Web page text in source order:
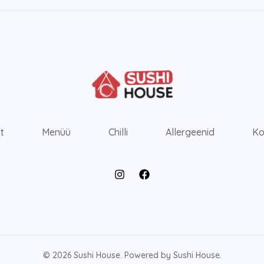
Menüü Chilli Allergeenid
© 2026 Sushi House. Powered by Sushi House.